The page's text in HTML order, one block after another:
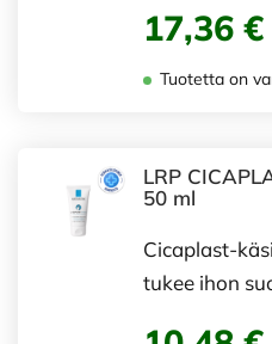
17,36 €
Tuotetta on
LRP
50 ml
Cicaplast-
tukee ihon